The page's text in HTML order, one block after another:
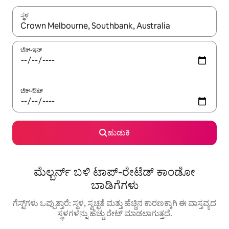
ಸ್ಥಳ
ಫಲಿತಾಂಶಗಳು ಲಭ್ಯವಿರುವಾಗ, ಅಪ್ ಮತ್ತು ಡೌನ್ ಬಾಣದ ಕೀಲಿಗಳೊಂದಿಗೆ
ಚೆಕ್-ಇನ್
ಚೆಕ್-ಔಟ್
ಹುಡುಕಿ
ಮೆಲ್ಬರ್ನ್ ಬಳಿ ಟಾಪ್-ರೇಟೆಡ್ ಕಾಂಡೋ
ಬಾಡಿಗೆಗಳು
ಗೆಸ್ಟ್‌ಗಳು ಒಪ್ಪುತ್ತಾರೆ: ಸ್ಥಳ, ಸ್ವಚ್ಛತೆ ಮತ್ತು ಹೆಚ್ಚಿನ ಕಾರಣಕ್ಕಾಗಿ ಈ ವಾಸ್ತವ್ಯದ
ಸ್ಥಳಗಳನ್ನು ಹೆಚ್ಚು ರೇಟ್ ಮಾಡಲಾಗುತ್ತದೆ.